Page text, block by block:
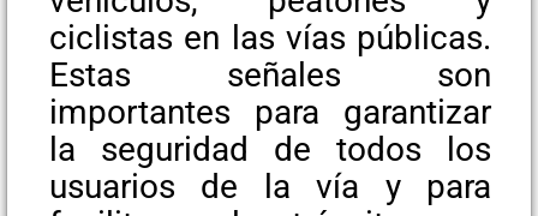
ciclistas en las vías públicas.
Estas señales son
importantes para garantizar
la seguridad de todos los
usuarios de la vía y para